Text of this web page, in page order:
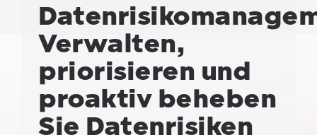
Verwalten,
priorisieren und
proaktiv beheben
Sie Datenrisiken